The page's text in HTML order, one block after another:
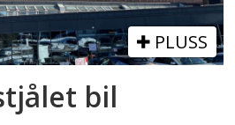
PLUSS
bil